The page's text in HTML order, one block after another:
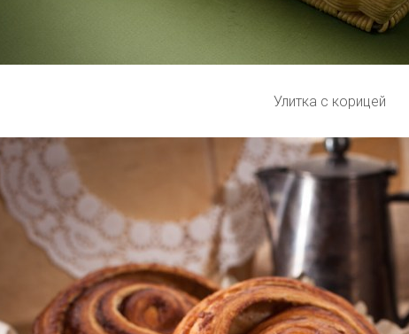
Улитка с корицей